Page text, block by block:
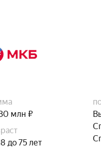
млн ₽
до 75 лет